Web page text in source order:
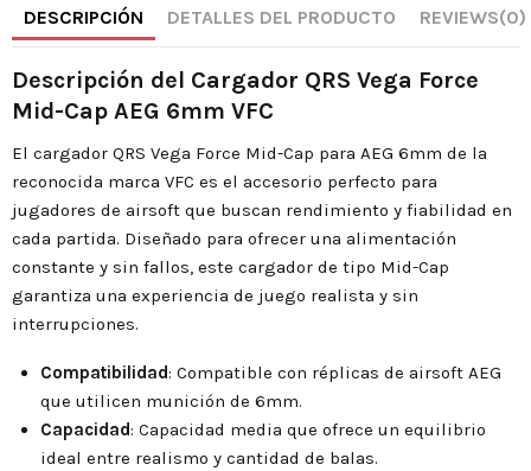
DESCRIPCIÓN DETALLES DEL PRODUCTO REVIEWS(0)
Descripción del Cargador QRS Vega Force
Mid-Cap AEG 6mm VFC
El cargador QRS Vega Force Mid-Cap para AEG 6mm de la
reconocida marca VFC es el accesorio perfecto para
jugadores de airsoft que buscan rendimiento y fiabilidad en
cada partida. Diseñado para ofrecer una alimentación
constante y sin fallos, este cargador de tipo Mid-Cap
garantiza una experiencia de juego realista y sin
interrupciones.
Compatibilidad: Compatible con réplicas de airsoft AEG
que utilicen munición de 6mm.
Capacidad: Capacidad media que ofrece un equilibrio
ideal entre realismo y cantidad de balas.